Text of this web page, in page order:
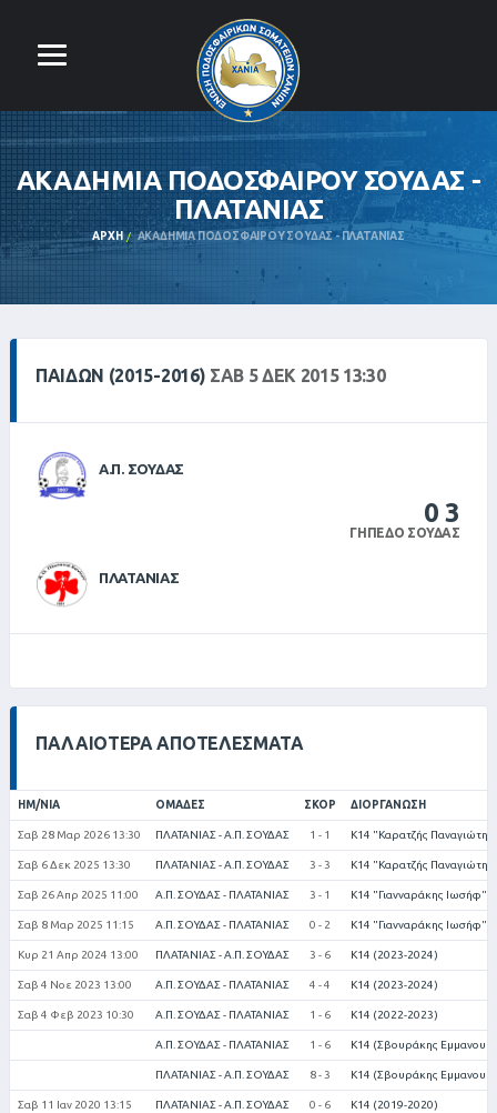
ΑΚΑΔΗΜΙΑ ΠΟΔΟΣΦΑΙΡΟΥ ΣΟΥΔΑΣ -
ΠΛΑΤΑΝΙΑΣ
ΑΡΧΉ ΑΚΑΔΗΜΙΑ ΠΟΔΟΣΦΑΙΡΟΥ ΣΟΥΔΑΣ - ΠΛΑΤΑΝΙΑΣ
ΠΑΙΔΩΝ (2015-2016) ΣΑΒ 5 ΔΕΚ 2015 13:30
Α.Π. ΣΟΥΔΑΣ
03
ΓΉΠΕΔΟ ΣΟΎΔΑΣ
ΠΛΑΤΑΝΙΑΣ
ΠΑΛΑΙΌΤΕΡΑ ΑΠΟΤΕΛΈΣΜΑΤΑ
ΗΜ/ΝΊΑ ΟΜΆΔΕΣ ΣΚΟΡ ΔΙΟΡΓΆΝΩΣΗ
Σαβ 28 Μαρ 2026 13:30 ΠΛΑΤΑΝΙΑΣ - Α.Π. ΣΟΥΔΑΣ 1 - 1 Κ14 "Καρατζής
Σαβ 6 Δεκ 2025 13:30 ΠΛΑΤΑΝΙΑΣ - Α.Π. ΣΟΥΔΑΣ 3 - 3 Κ14 "Καρατζής
Σαβ 26 Απρ 2025 11:00 Α.Π. ΣΟΥΔΑΣ - ΠΛΑΤΑΝΙΑΣ 3 - 1 Κ14 "Γιανναράκης Ιωσήφ"
Σαβ 8 Μαρ 2025 11:15 Α.Π. ΣΟΥΔΑΣ - ΠΛΑΤΑΝΙΑΣ 0 - 2 Κ14 "Γιανναράκης Ιωσήφ"
Κυρ 21 Απρ 2024 13:00 ΠΛΑΤΑΝΙΑΣ - Α.Π. ΣΟΥΔΑΣ 3 - 6 Κ14 (2023-2024)
Σαβ 4 Νοε 2023 13:00 Α.Π. ΣΟΥΔΑΣ - ΠΛΑΤΑΝΙΑΣ 4 - 4 Κ14 (2023-2024)
Σαβ 4 Φεβ 2023 10:30 Α.Π. ΣΟΥΔΑΣ - ΠΛΑΤΑΝΙΑΣ 1 - 6 Κ14 (2022-2023)
Α.Π. ΣΟΥΔΑΣ - ΠΛΑΤΑΝΙΑΣ 1 - 6 Κ14 (Σβουράκης
ΠΛΑΤΑΝΙΑΣ - Α.Π. ΣΟΥΔΑΣ 8 - 3 Κ14 (Σβουράκης
Σαβ 11 Ιαν 2020 13:15 ΠΛΑΤΑΝΙΑΣ - Α.Π. ΣΟΥΔΑΣ 0 - 6 Κ14 (2019-2020)